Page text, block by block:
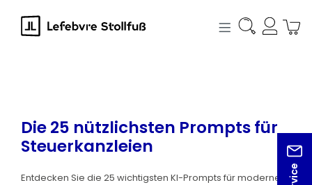
springen
Die 25 nützlichsten Prompts für
Steuerkanzleien
Entdecken Sie die 25 wichtigsten KI-Prompts für moderne